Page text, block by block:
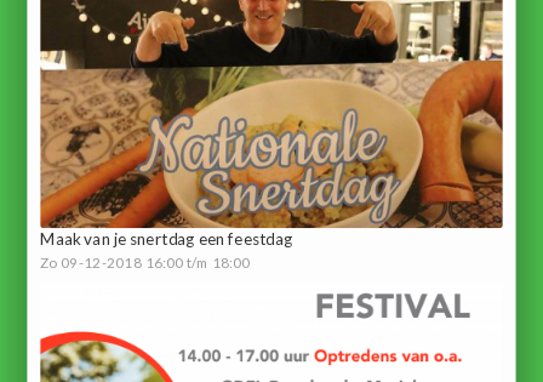
Maak van je snertdag een feestdag
Zo 09-12-2018 16:00 t/m 18:00